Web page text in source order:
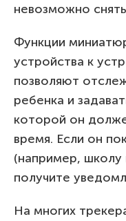
невозможно
Функции
устройства к
позволяют
ребенка и
которой он
время. Если он
(например,
получите
На многих